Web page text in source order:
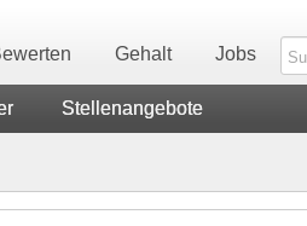
Gehalt Jobs
Stellenangebote